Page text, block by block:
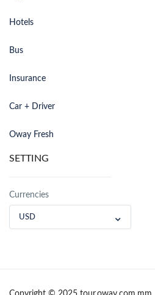
Hotels
Bus
Insurance
Car + Driver
Oway Fresh
SETTING
Currencies
USD